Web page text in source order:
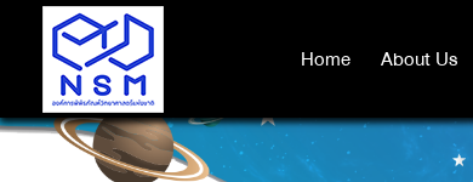
Home About Us
Home About Us